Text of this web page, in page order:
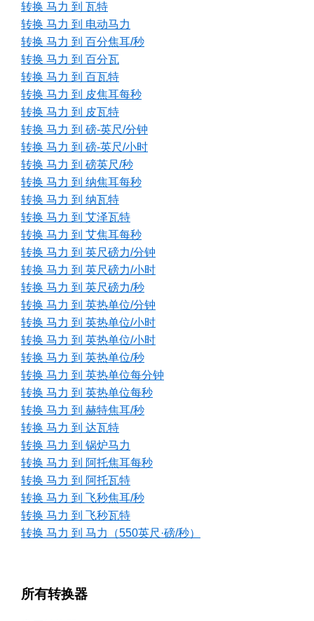
转换 马力 到 瓦特
转换 马力 到 电动马力
转换 马力 到 百分焦耳/秒
转换 马力 到 百分瓦
转换 马力 到 百瓦特
转换 马力 到 皮焦耳每秒
转换 马力 到 皮瓦特
转换 马力 到 磅-英尺/分钟
转换 马力 到 磅-英尺/小时
转换 马力 到 磅英尺/秒
转换 马力 到 纳焦耳每秒
转换 马力 到 纳瓦特
转换 马力 到 艾泽瓦特
转换 马力 到 艾焦耳每秒
转换 马力 到 英尺磅力/分钟
转换 马力 到 英尺磅力/小时
转换 马力 到 英尺磅力/秒
转换 马力 到 英热单位/分钟
转换 马力 到 英热单位/小时
转换 马力 到 英热单位/小时
转换 马力 到 英热单位/秒
转换 马力 到 英热单位每分钟
转换 马力 到 英热单位每秒
转换 马力 到 赫特焦耳/秒
转换 马力 到 达瓦特
转换 马力 到 锅炉马力
转换 马力 到 阿托焦耳每秒
转换 马力 到 阿托瓦特
转换 马力 到 飞秒焦耳/秒
转换 马力 到 飞秒瓦特
转换 马力 到 马力（550英尺·磅/秒）
所有转换器